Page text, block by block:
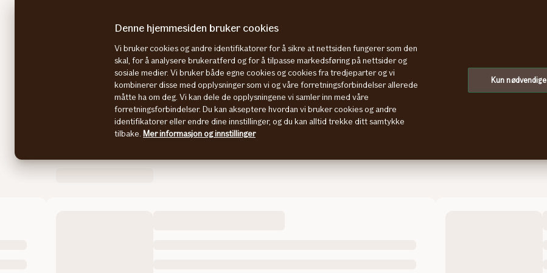
Bilhjelpen Søk og velg bil Bilkalkulatorer
Heftelser på bruktbil
Denne hjemmesiden bruker cookies
Vi bruker cookies og andre identifikatorer for å sikre at nettsiden fungerer som den
skal, for å analysere brukeratferd og for å tilpasse markedsføring på nettsider og
sosiale medier. Vi bruker både egne cookies og cookies fra tredjeparter og vi
kombinerer disse med opplysninger som vi og våre forretningsforbindelser allerede
måtte ha om deg. Vi kan dele de opplysningene vi samler inn med våre
forretningsforbindelser. Du kan akseptere hvordan vi bruker cookies og andre
identifikatorer eller endre dine innstillinger, og du kan alltid trekke ditt samtykke
tilbake. Mer informasjon og innstillinger
Kun nødvendige